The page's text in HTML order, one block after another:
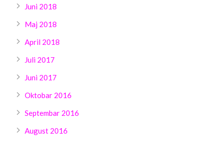
Juni 2018
Maj 2018
April 2018
Juli 2017
Juni 2017
Oktobar 2016
Septembar 2016
August 2016